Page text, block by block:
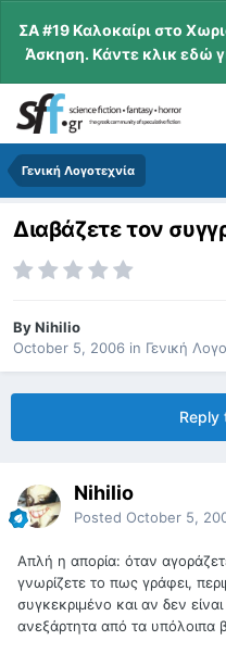
ΣΑ #19 Καλοκαίρι στο
Άσκηση. Κάντε κλικ εδώ
Γενική Λογοτεχνία
Διαβάζετε τον
ByNihilio
October 5, 2006 in Γενική
Reply
Nihilio
Posted October 5,
Απλή η απορία: όταν
γνωρίζετε το πως γράφει,
συγκεκριμένο και αν δεν
ανεξάρτητα από τα υπόλοιπα